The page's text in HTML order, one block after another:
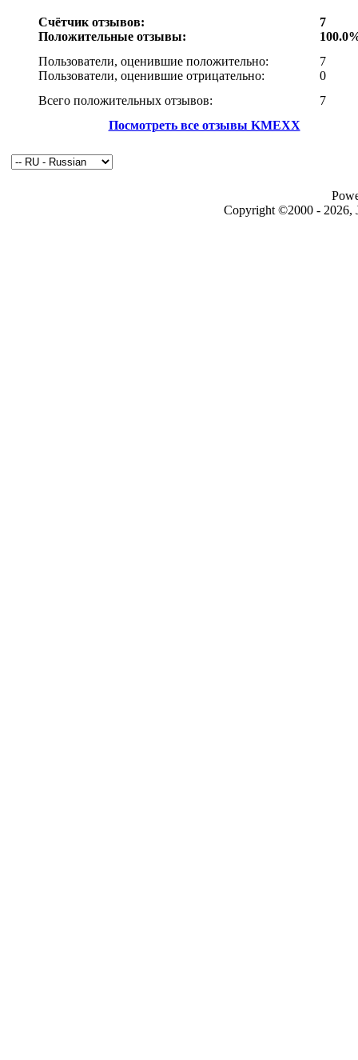
Счётчик отзывов:
Положительные отзывы:
7
Пользователи, оценившие положительно:
Пользователи, оценившие отрицательно:
7
0
Всего положительных отзывов:
7
Посмотреть все отзывы KMEXX
Copyright ©2000 - 2026,